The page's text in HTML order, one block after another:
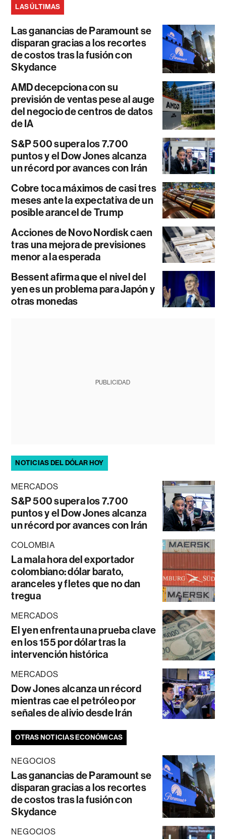
LAS ÚLTIMAS
Las ganancias de Paramount se
disparan gracias a los recortes
de costos tras la fusión con
Skydance
AMD decepciona con su
previsión de ventas pese al auge
del negocio de centros de datos
de IA
S&P 500 supera los 7.700
puntos y el Dow Jones alcanza
un récord por avances con Irán
Cobre toca máximos de casi tres
meses ante la expectativa de un
posible arancel de Trump
Acciones de Novo Nordisk caen
tras una mejora de previsiones
menor a la esperada
Bessent afirma que el nivel del
yen es un problema para Japón y
otras monedas
PUBLICIDAD
NOTICIAS DEL DÓLAR HOY
MERCADOS
S&P 500 supera los 7.700
puntos y el Dow Jones alcanza
un récord por avances con Irán
COLOMBIA
La mala hora del exportador
colombiano: dólar barato,
aranceles y fletes que no dan
tregua
MERCADOS
El yen enfrenta una prueba clave
en los 155 por dólar tras la
intervención histórica
MERCADOS
Dow Jones alcanza un récord
mientras cae el petróleo por
señales de alivio desde Irán
OTRAS NOTICIAS ECONÓMICAS
NEGOCIOS
Las ganancias de Paramount se
disparan gracias a los recortes
de costos tras la fusión con
Skydance
NEGOCIOS